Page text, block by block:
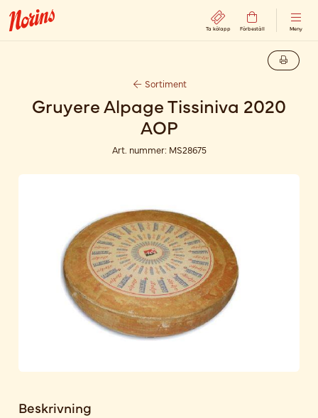
Ta kölapp Förbeställ Meny
Sortiment
Gruyere Alpage Tissiniva 2020
AOP
Art. nummer: MS28675
Beskrivning